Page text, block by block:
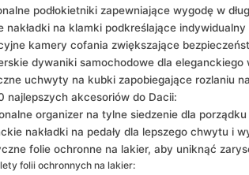
podłokietniki zapewniające wygodę w
nakładki ⁣na klamki podkreślające
kamery cofania zwiększające
dywaniki samochodowe dla eleganckiego
uchwyty na⁤ kubki zapobiegające rozlaniu
najlepszych akcesoriów do⁣ Dacii:
organizer na tylne siedzenie dla
nakładki na ​pedały dla lepszego chwytu i
folie ochronne na lakier, aby ​uniknąć
folii ochronnych na lakier: